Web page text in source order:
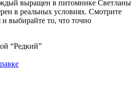
выращен в питомнике Светланы
в реальных условиях. Смотрите
выбирайте то, что точно
“Редкий”